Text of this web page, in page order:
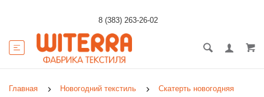
8 (383) 263-26-02
Главная Новогодний текстиль
Скатерть новогодняя